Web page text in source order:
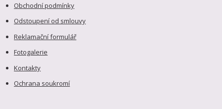
Obchodní podmínky
Odstoupení od smlouvy
Reklamační formulář
Fotogalerie
Kontakty
Ochrana soukromí